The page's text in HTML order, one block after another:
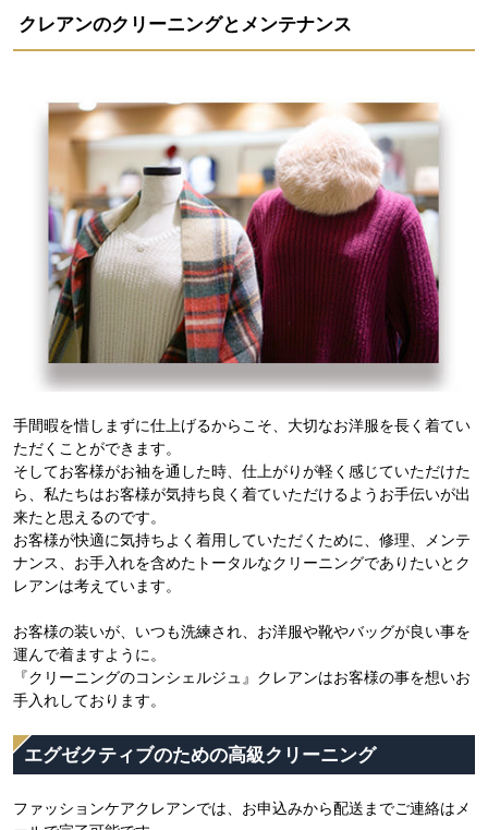
クレアンのクリーニングとメンテナンス
手間暇を惜しまずに仕上げるからこそ、大切なお洋服を長く着てい
ただくことができます。
そしてお客様がお袖を通した時、仕上がりが軽く感じていただけた
ら、私たちはお客様が気持ち良く着ていただけるようお手伝いが出
来たと思えるのです。
お客様が快適に気持ちよく着用していただくために、修理、メンテ
ナンス、お手入れを含めたトータルなクリーニングでありたいとク
レアンは考えています。
お客様の装いが、いつも洗練され、お洋服や靴やバッグが良い事を
運んで着ますように。
『クリーニングのコンシェルジュ』クレアンはお客様の事を想いお
手入れしております。
エグゼクティブのための高級クリーニング
ファッションケアクレアンでは、お申込みから配送までご連絡はメ